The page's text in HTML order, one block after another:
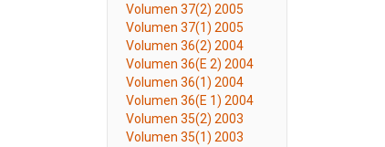
Volumen 37(2) 2005
Volumen 37(1) 2005
Volumen 36(2) 2004
Volumen 36(E 2) 2004
Volumen 36(1) 2004
Volumen 36(E 1) 2004
Volumen 35(2) 2003
Volumen 35(1) 2003